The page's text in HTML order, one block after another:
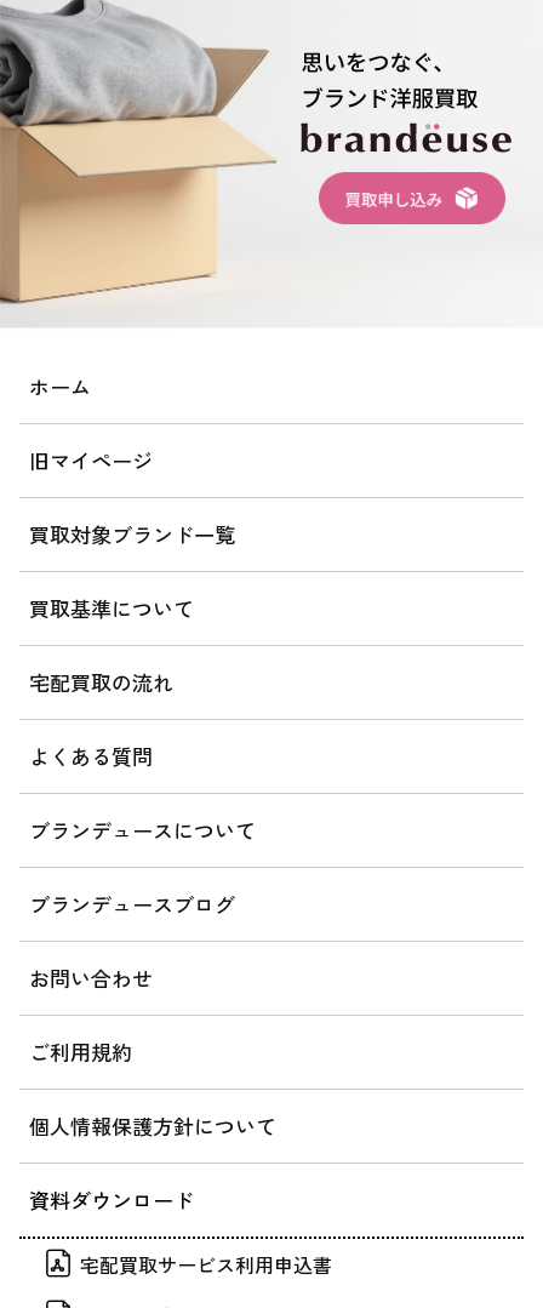
ホーム
旧マイページ
買取対象ブランド一覧
買取基準について
宅配買取の流れ
よくある質問
ブランデュースについて
ブランデュースブログ
お問い合わせ
ご利用規約
個人情報保護方針について
資料ダウンロード
宅配買取サービス利用申込書